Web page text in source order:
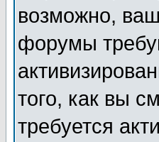
возможно,
форумы
того, как вы
требуется